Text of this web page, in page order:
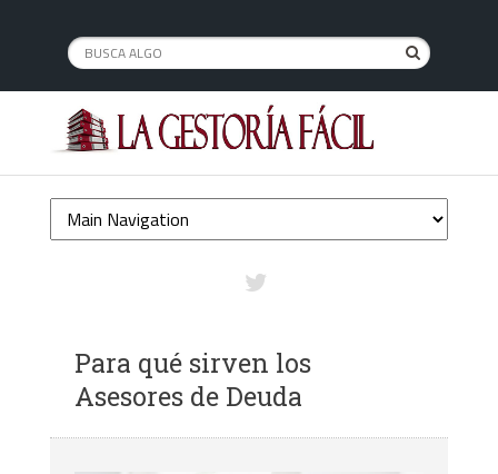
Para qué sirven los
Asesores de Deuda